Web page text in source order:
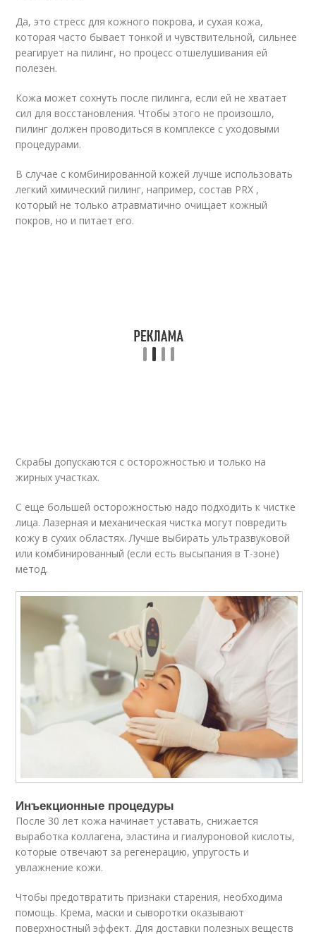
Да, это стресс для кожного покрова, и сухая кожа,
которая часто бывает тонкой и чувствительной, сильнее
реагирует на пилинг, но процесс отшелушивания ей
полезен.
Кожа может сохнуть после пилинга, если ей не хватает
сил для восстановления. Чтобы этого не произошло,
пилинг должен проводиться в комплексе с уходовыми
процедурами.
В случае с комбинированной кожей лучше использовать
легкий химический пилинг, например, состав PRX ,
который не только атравматично очищает кожный
покров, но и питает его.
Скрабы допускаются с осторожностью и только на
жирных участках.
С еще большей осторожностью надо подходить к чистке
лица. Лазерная и механическая чистка могут повредить
кожу в сухих областях. Лучше выбирать ультразвуковой
или комбинированный (если есть высыпания в Т-зоне)
метод.
Инъекционные процедуры
После 30 лет кожа начинает уставать, снижается
выработка коллагена, эластина и гиалуроновой кислоты,
которые отвечают за регенерацию, упругость и
увлажнение кожи.
Чтобы предотвратить признаки старения, необходима
помощь. Крема, маски и сыворотки оказывают
поверхностный эффект. Для доставки полезных веществ